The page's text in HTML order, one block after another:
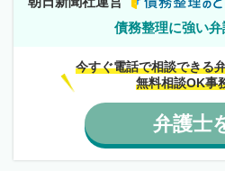
債務整理に強い弁
今すぐ電話で相談できる
無料相談OK事
弁護士